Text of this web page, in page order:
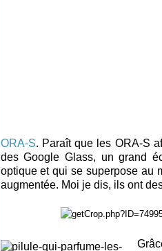
ORA-S. Paraît que les ORA-S
des Google Glass, un grand
optique et qui se superpose au
augmentée. Moi je dis, ils ont